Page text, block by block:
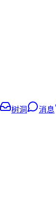
树洞 消息